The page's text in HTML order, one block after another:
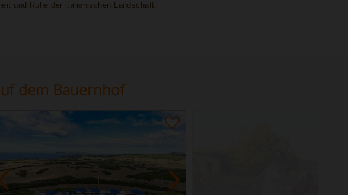
und Ruhe der italienischen Landschaft.
dem Bauernhof